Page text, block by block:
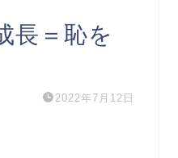
長＝恥を
2022年7月12日